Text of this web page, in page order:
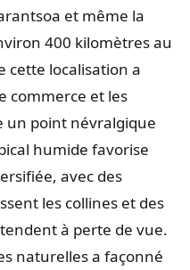
et même la
400 kilomètres au
cette localisation a
commerce et les
un point névralgique
humide favorise
avec des
les collines et des
à perte de vue.
naturelles a façonné